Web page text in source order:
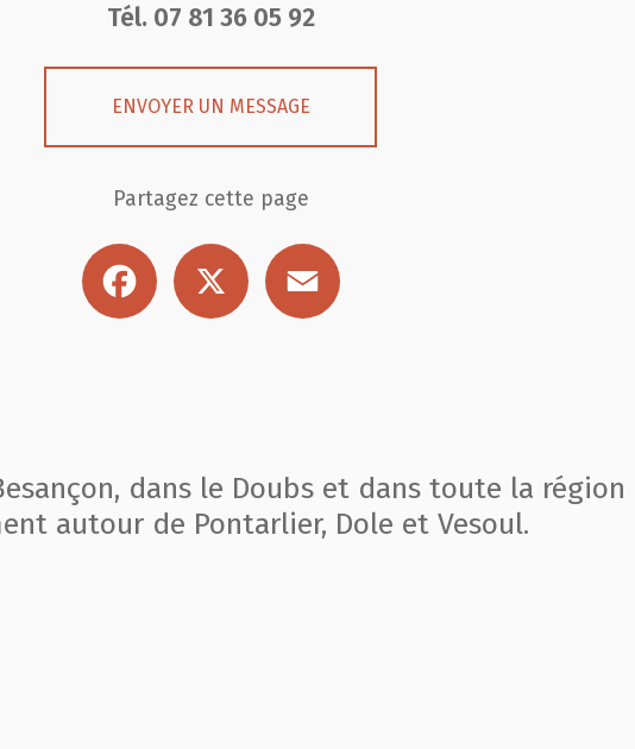
Tél. 07 81 36 05 92
ENVOYER UN MESSAGE
Partagez cette page
Facebook
dans le Doubs et dans toute la région
autour de Pontarlier, Dole et Vesoul.